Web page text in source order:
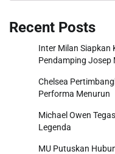
Recent Posts
Inter Milan Siapkan
Pendamping Josep
Chelsea
Performa Menurun
Michael Owen
Legenda
MU Putuskan